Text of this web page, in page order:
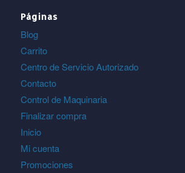
Páginas
Blog
Carrito
Centro de Servicio Autorizado
Contacto
Control de Maquinaria
Finalizar compra
Inicio
Mi cuenta
Promociones